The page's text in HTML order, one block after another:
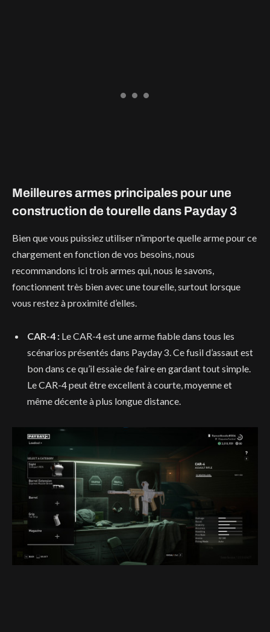
Meilleures armes principales pour une
construction de tourelle dans Payday 3
Bien que vous puissiez utiliser n’importe quelle arme pour ce
chargement en fonction de vos besoins, nous
recommandons ici trois armes qui, nous le savons,
fonctionnent très bien avec une tourelle, surtout lorsque
vous restez à proximité d’elles.
CAR-4 : Le CAR-4 est une arme fiable dans tous les
scénarios présentés dans Payday 3. Ce fusil d’assaut est
bon dans ce qu’il essaie de faire en gardant tout simple.
Le CAR-4 peut être excellent à courte, moyenne et
même décente à plus longue distance.